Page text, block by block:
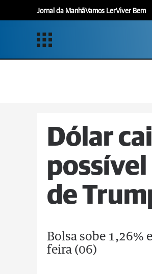
Jornal da ManhãVamos LerViver Bem
Dólar
de
Bolsa sobe 1,26%
feira (06)